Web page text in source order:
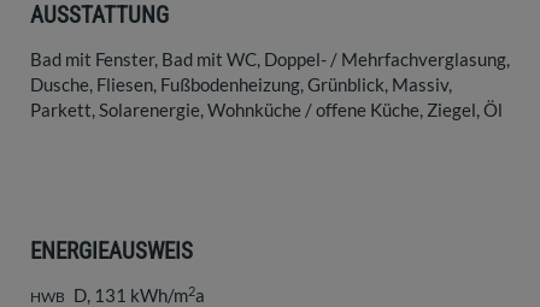
AUSSTATTUNG
Bad mit Fenster Bad mit WC Doppel- / Mehrfachverglasung
Dusche Fliesen Fußbodenheizung Grünblick Massiv
Parkett Solarenergie Wohnküche / offene Küche Ziegel Öl
ENERGIEAUSWEIS
HWB D, 131 kWh/m2a